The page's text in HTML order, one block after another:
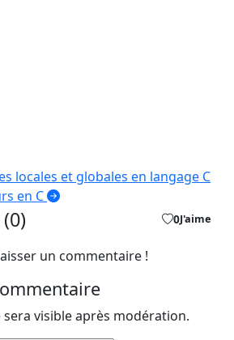
locales et globales en langage C
en C
0J'aime
un commentaire !
visible après modération.